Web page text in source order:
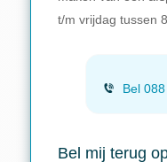
t/m vrijdag tussen
Bel
Bel mij terug